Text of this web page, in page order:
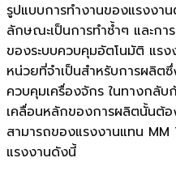
รูปแบบการทำงานของแรงงา
ลักษณะเป็นการทำซ้ำๆ และก
ของระบบควบคุมอัตโนมัติ แร
หน่วยที่จำเป็นสำหรับการผลิต
ควบคุมเครื่องจักร ในทางกลั
เคลื่อนหลักของการผลิตนั้นต้
สามารถของแรงงานแทน
แรงงานดังนี้